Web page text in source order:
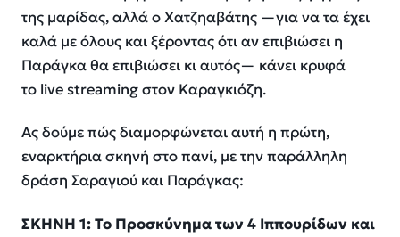
της μαρίδας, αλλά ο Χατζηαβάτης —για να τα έχει
καλά με όλους και ξέροντας ότι αν επιβιώσει η
Παράγκα θα επιβιώσει κι αυτός— κάνει κρυφά
το live streaming στον Καραγκιόζη.
Ας δούμε πώς διαμορφώνεται αυτή η πρώτη,
εναρκτήρια σκηνή στο πανί, με την παράλληλη
δράση Σαραγιού και Παράγκας:
ΣΚΗΝΗ 1: Το Προσκύνημα των 4 Ιππουρίδων και